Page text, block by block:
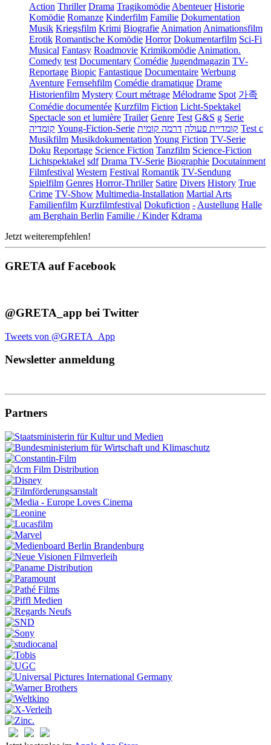
Action Thriller Drama Tragikomödie Abenteuer Historie
Komödie Romanze Kinderfilm Familie Dokumentation
Musik Kriegsfilm Krimi Biografie Animation Animationsfilm
Erotik Romantische Komödie Horror Dokumentarfilm Sci-Fi
Musical Fantasy Roadmovie Krimikomödie Animation.
Comedy test Documentary Comédie Jugendmagazin TV-
Reportage Biopic Fantastique Documentaire Werbung
Aventure Fernsehfilm Comédie dramatique Drame
Historienfilm Mystery Court métrage Mélodrame Spot 가족
Comédie documentée Kurzfilm Fiction Licht-Spektakel
Spectacle son et lumière Trailer Genre Test G&S g Serie
קומדיה Young-Fiction-Serie קומדיית פעולה דרמה קומית
Test c
Musikfilm Musikdokumentation Young Fiction TV-Serie
Doku Reportage Science Fiction Tanzfilm Science-Fiction
Lichtspektakel sdf Drama TV-Serie Biographie Docutainment
Filmfestival Western Festival Romantik TV-Sendung
Spielfilm Genres Horror-Thriller Satire Divers History True
Crime TV-Show Multimedia-Installation Martial Arts
Familienfilm Kurzfilmfestival Dokufiction - Austellung Halle
am Berghain Berlin Familie / Kinder Kdrama
Jetzt weiterempfehlen!
GRETA auf Facebook
@GRETA_app bei Twitter
Tweets von @GRETA_App
Newsletter anmeldung
Partners